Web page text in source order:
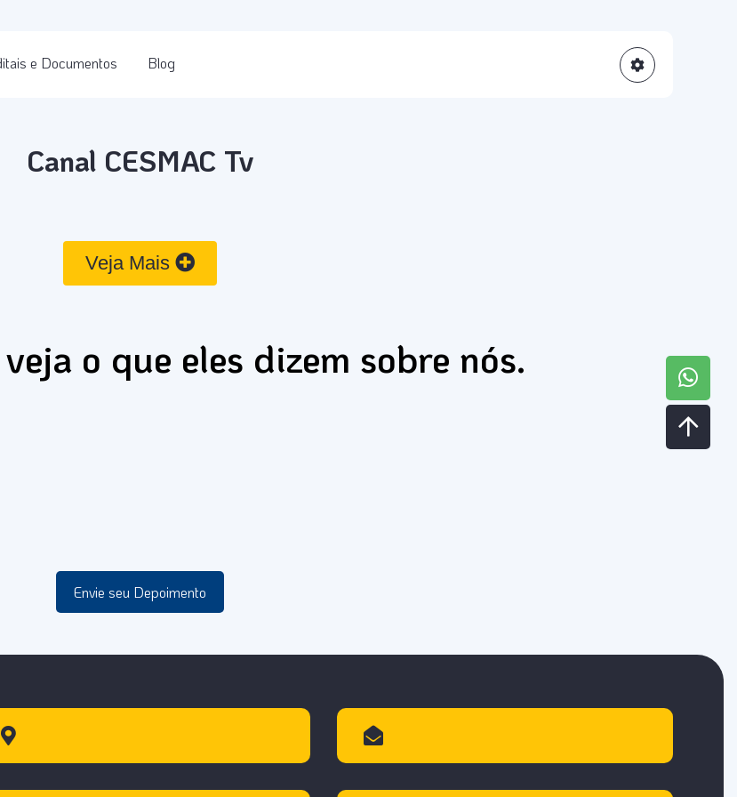
e Documentos Blog
Canal CESMAC Tv
Veja Mais
o que eles dizem sobre nós.
Envie seu Depoimento